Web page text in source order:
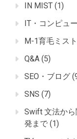
IN MIST (1)
IT・コンピュ
M-1育毛ミスト
Q&A (5)
SEO・ブログ
SNS (7)
Swift 文法か
発まで (1)